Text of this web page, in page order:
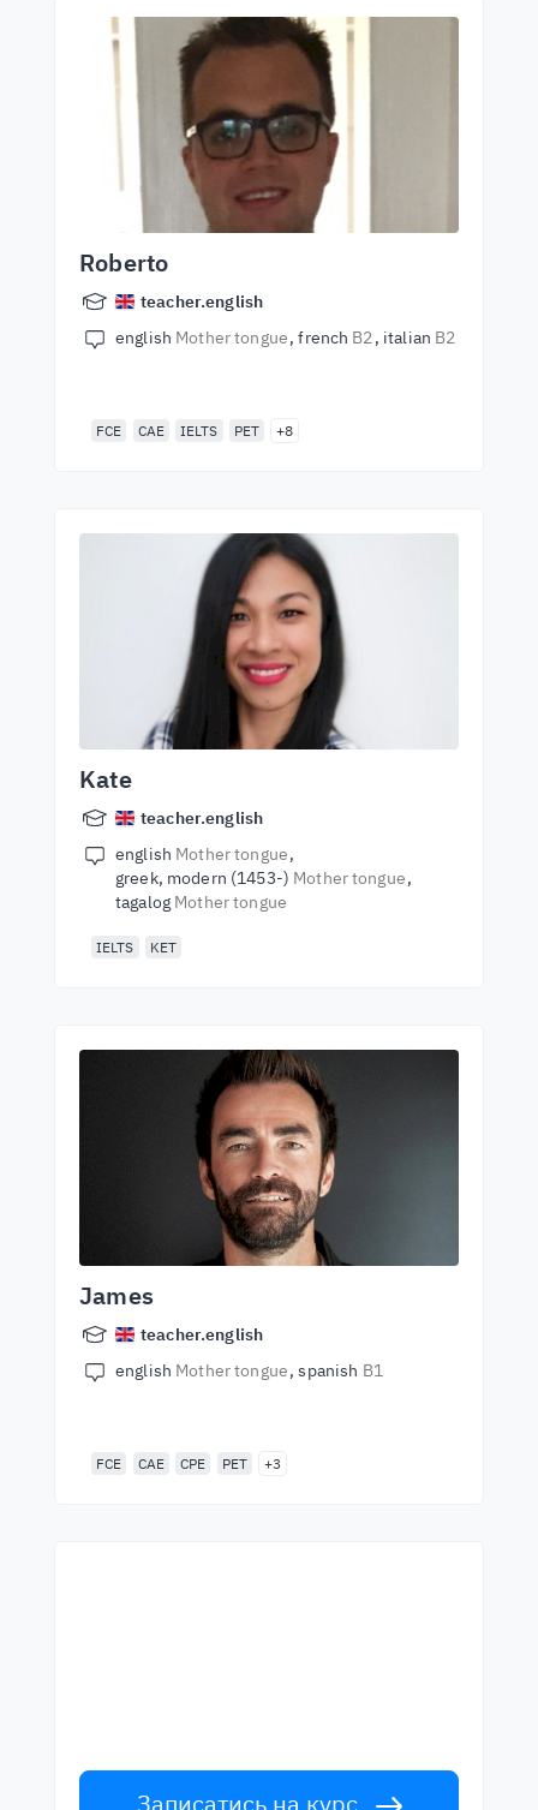
Roberto
teacher.english
english Mother tongue french B2 italian B2
FCE CAE IELTS PET +8
Kate
teacher.english
english Mother tongue
greek, modern (1453-) Mother tongue
tagalog Mother tongue
IELTS KET
James
teacher.english
english Mother tongue spanish B1
FCE CAE CPE PET +3
Записатись на курс